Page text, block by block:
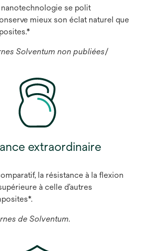
se polit
mieux son éclat naturel que
Solventum non publiées/
extraordinaire
la résistance à la flexion
à celle d’autres
de Solventum.